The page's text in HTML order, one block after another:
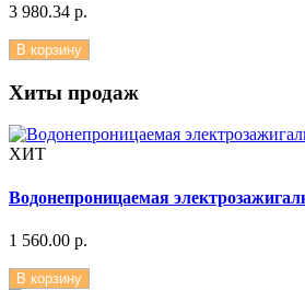
3 980.34 р.
В корзину
Хиты продаж
ХИТ
Водонепроницаемая
1 560.00 р.
В корзину